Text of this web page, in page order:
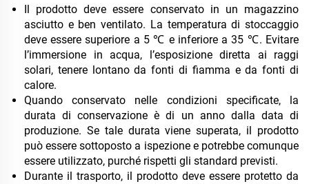
Il prodotto deve essere conservato in un magazzino
asciutto e ben ventilato. La temperatura di stoccaggio
deve essere superiore a 5 ℃ e inferiore a 35 ℃. Evitare
l’immersione in acqua, l’esposizione diretta ai raggi
solari, tenere lontano da fonti di fiamma e da fonti di
calore.
Quando conservato nelle condizioni specificate, la
durata di conservazione è di un anno dalla data di
produzione. Se tale durata viene superata, il prodotto
può essere sottoposto a ispezione e potrebbe comunque
essere utilizzato, purché rispetti gli standard previsti.
Durante il trasporto, il prodotto deve essere protetto da